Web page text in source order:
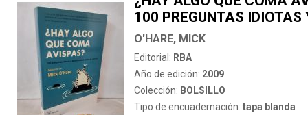
100 PREGUNTAS IDIOTAS
APASIONANTES SOBRE
CIENCIA
O'HARE, MICK
Editorial: RBA
Año de edición: 2009
Colección: BOLSILLO
Tipo de encuadernación: tapa blanda